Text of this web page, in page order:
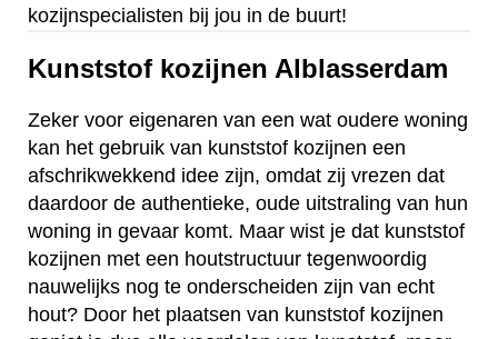
kozijnspecialisten bij jou in de buurt!
Kunststof kozijnen Alblasserdam
Zeker voor eigenaren van een wat oudere woning
kan het gebruik van kunststof kozijnen een
afschrikwekkend idee zijn, omdat zij vrezen dat
daardoor de authentieke, oude uitstraling van hun
woning in gevaar komt. Maar wist je dat kunststof
kozijnen met een houtstructuur tegenwoordig
nauwelijks nog te onderscheiden zijn van echt
hout? Door het plaatsen van kunststof kozijnen